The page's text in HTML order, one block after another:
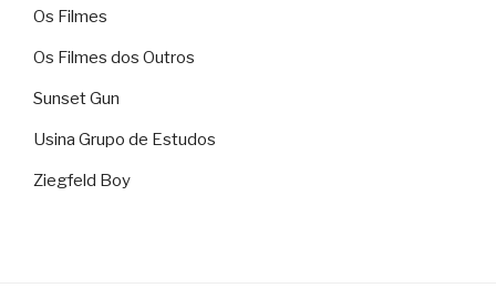
Os Filmes
Os Filmes dos Outros
Sunset Gun
Usina Grupo de Estudos
Ziegfeld Boy